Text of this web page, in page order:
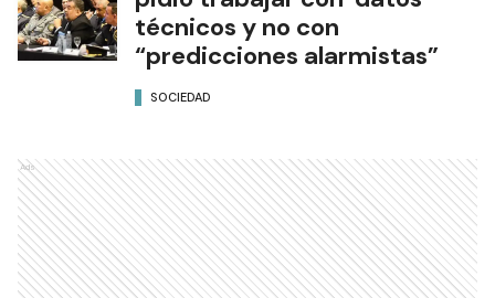
técnicos y no con
“predicciones alarmistas”
SOCIEDAD
Ads